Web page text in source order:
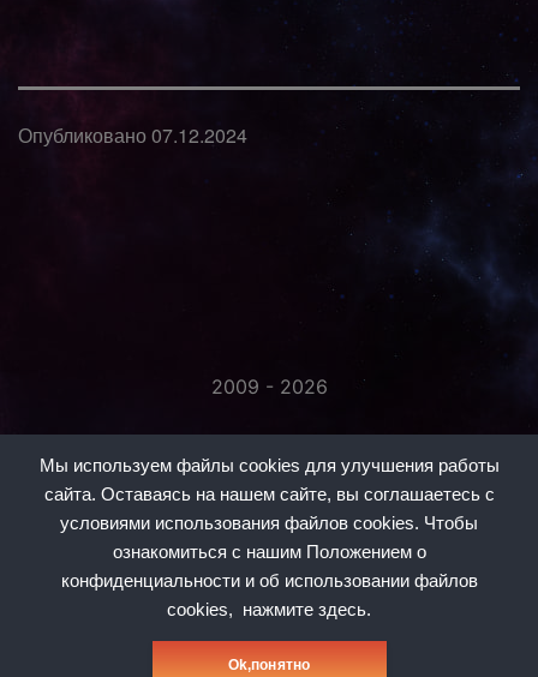
Мы используем файлы cookies для улучшения работы
сайта. Оставаясь на нашем сайте, вы соглашаетесь с
условиями использования файлов cookies. Чтобы
ознакомиться с нашим Положением о
конфиденциальности и об использовании файлов
cookies,
нажмите здесь.
Оk,понятно
Опубликовано07.12.2024
2009 - 2026
Политика конфиденциальности